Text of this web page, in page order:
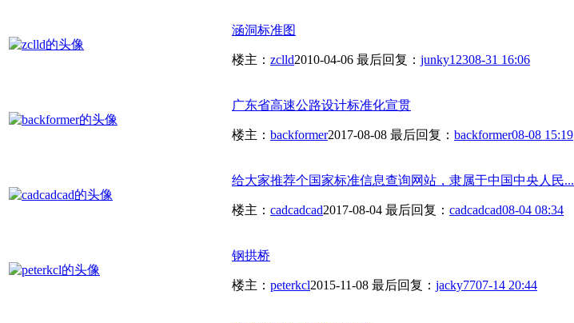
涵洞标准图
楼主： zclld2010-04-06 最后回复： junky12308-31 16:06
广东省高速公路设计标准化宣贯
楼主： backformer2017-08-08 最后回复： backformer08-08 15:19
给大家推荐个国家标准信息查询网站，隶属于中国中央人民...
楼主： cadcadcad2017-08-04 最后回复： cadcadcad08-04 08:34
钢拱桥
楼主： peterkcl2015-11-08 最后回复： jacky7707-14 20:44